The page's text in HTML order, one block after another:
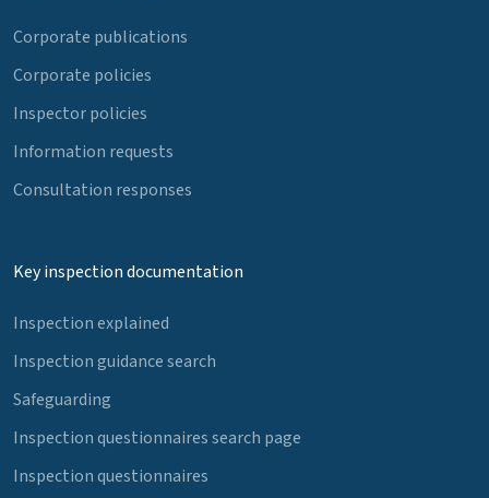
Corporate publications
Corporate policies
Inspector policies
Information requests
Consultation responses
Key inspection documentation
Inspection explained
Inspection guidance search
Safeguarding
Inspection questionnaires search page
Inspection questionnaires